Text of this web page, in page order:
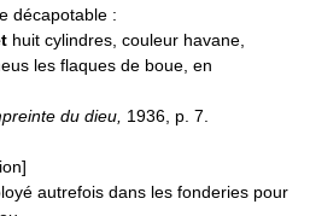
décapotable :
huit cylindres, couleur havane,
les flaques de boue, en
du dieu, 1936, p. 7.
autrefois dans les fonderies pour